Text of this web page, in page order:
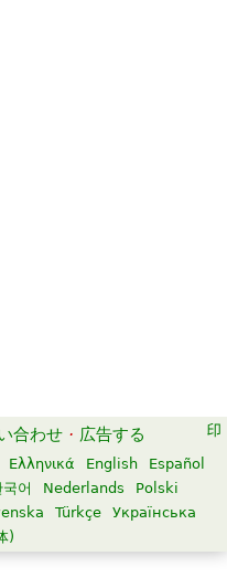
合わせ · 広告する
Ελληνικά English
Español
국어 Nederlands
Polski
Türkçe
Українська
)